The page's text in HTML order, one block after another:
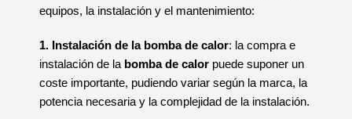
equipos, la instalación y el mantenimiento:
1. Instalación de la bomba de calor: la compra e
instalación de la bomba de calor puede suponer un
coste importante, pudiendo variar según la marca, la
potencia necesaria y la complejidad de la instalación.